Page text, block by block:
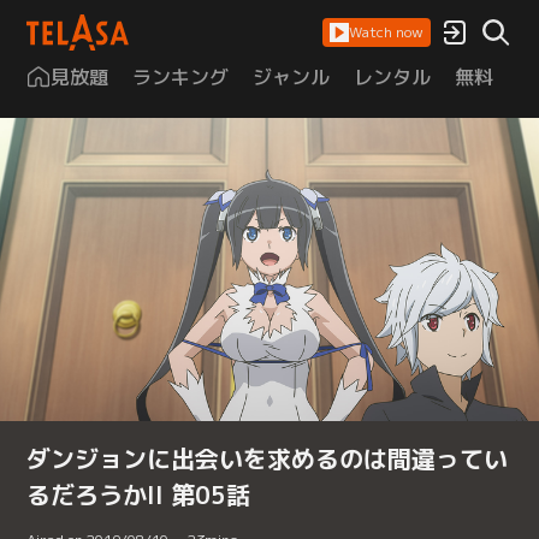
Watch now
見放題 ランキング ジャンル レンタル 無料
ダンジョンに出会いを求めるのは間違ってい
るだろうかII 第05話